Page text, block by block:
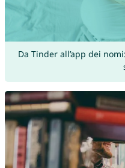
Da Tinder all’app dei